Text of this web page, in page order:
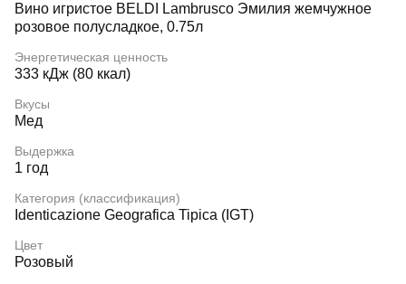
Вино игристое BELDI Lambrusco Эмилия жемчужное
розовое полусладкое, 0.75л
Энергетическая ценность
333 кДж (80 ккал)
Вкусы
Мед
Выдержка
1 год
Категория (классификация)
Identicazione Geografica Tipica (IGT)
Цвет
Розовый